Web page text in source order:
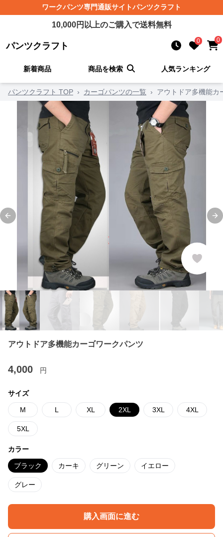
ワークパンツ専門通販サイトパンツクラフト
10,000円以上のご購入で送料無料
パンツクラフト 0 0
新着商品 商品を検索 人気ランキング
パンツクラフト TOP › カーゴパンツの一覧 › アウトドア多機能カ
Previous slide
アウトドア多機能カーゴワークパンツ
4,000 円
サイズ
M L XL 2XL 3XL 4XL
5XL
カラー
ブラック カーキ グリーン イエロー
グレー
購入画面に進む